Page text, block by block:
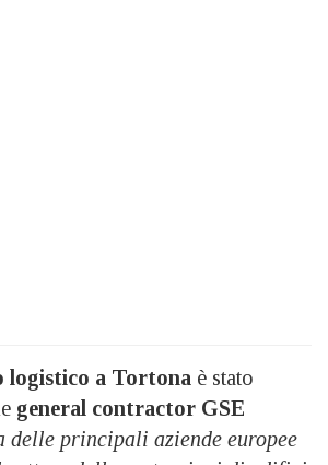
logistico a Tortona è stato
general contractor GSE
delle principali aziende europee